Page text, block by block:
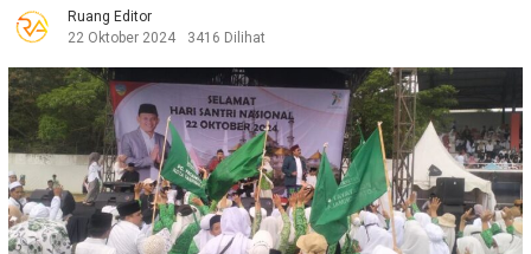
Ruang Editor
22 Oktober 2024
3416 Dilihat